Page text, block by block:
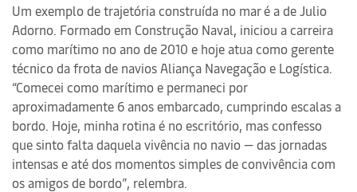
Um exemplo de trajetória construída no mar é a de Julio
Adorno. Formado em Construção Naval, iniciou a carreira
como marítimo no ano de 2010 e hoje atua como gerente
técnico da frota de navios Aliança Navegação e Logística.
“Comecei como marítimo e permaneci por
aproximadamente 6 anos embarcado, cumprindo escalas a
bordo. Hoje, minha rotina é no escritório, mas confesso
que sinto falta daquela vivência no navio — das jornadas
intensas e até dos momentos simples de convivência com
os amigos de bordo”, relembra.